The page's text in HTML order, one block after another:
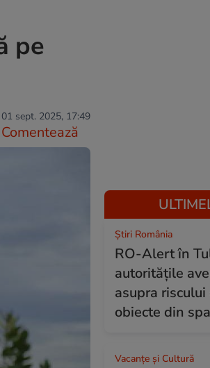
pe
01 sept. 2025, 17:49
Comentează
Știri România
RO-Alert în
autoritățile
asupra
obiecte din
Vacanțe și Cultură